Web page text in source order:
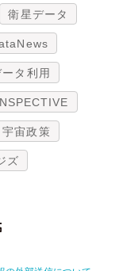
衛星データ
ータ利用
宇宙政策
ズ